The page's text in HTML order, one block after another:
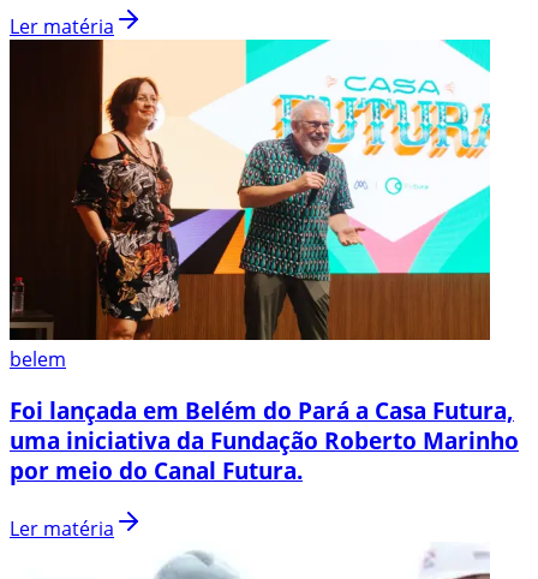
Ler matéria
belem
Foi lançada em Belém do Pará a Casa Futura,
uma iniciativa da Fundação Roberto Marinho
por meio do Canal Futura.
Ler matéria